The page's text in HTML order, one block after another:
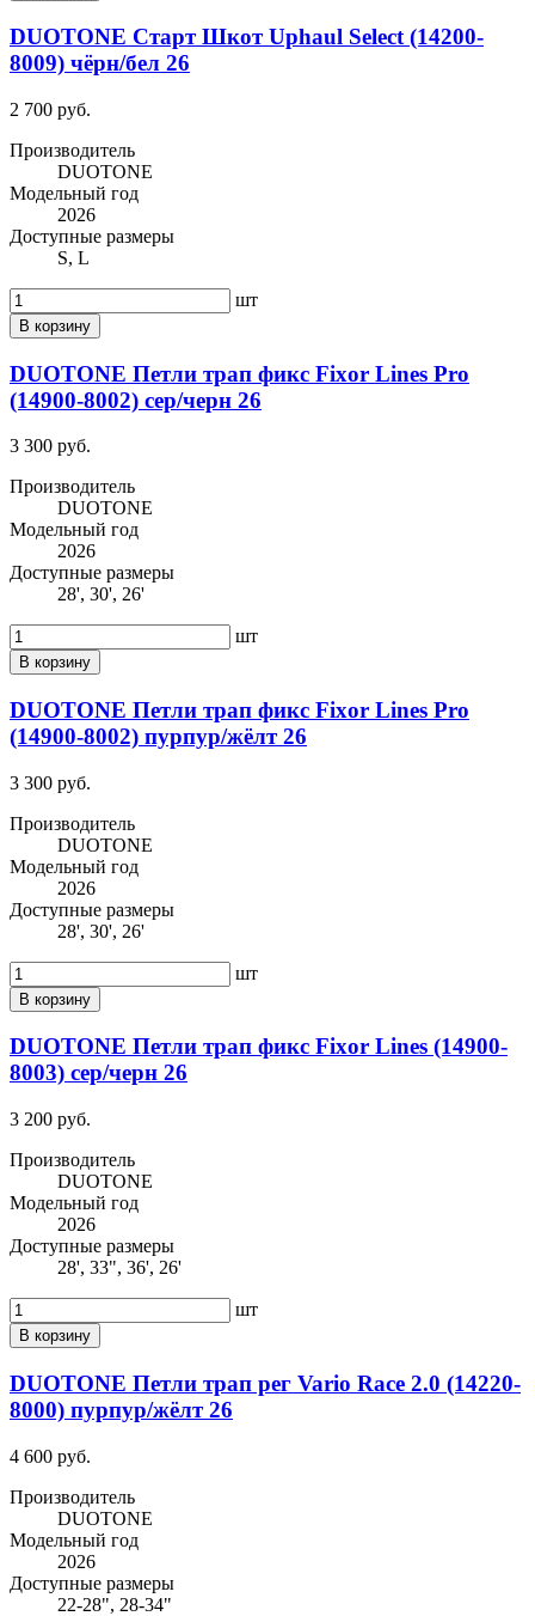
DUOTONE Старт Шкот Uphaul Select (14200-
8009) чёрн/бел 26
2 700 руб.
Производитель
DUOTONE
Модельный год
2026
Доступные размеры
S, L
шт
В корзину
DUOTONE Петли трап фикс Fixor Lines Pro
(14900-8002) сер/черн 26
3 300 руб.
Производитель
DUOTONE
Модельный год
2026
Доступные размеры
28', 30', 26'
шт
В корзину
DUOTONE Петли трап фикс Fixor Lines Pro
(14900-8002) пурпур/жёлт 26
3 300 руб.
Производитель
DUOTONE
Модельный год
2026
Доступные размеры
28', 30', 26'
шт
В корзину
DUOTONE Петли трап фикс Fixor Lines (14900-
8003) сер/черн 26
3 200 руб.
Производитель
DUOTONE
Модельный год
2026
Доступные размеры
28', 33", 36', 26'
шт
В корзину
DUOTONE Петли трап рег Vario Race 2.0 (14220-
8000) пурпур/жёлт 26
4 600 руб.
Производитель
DUOTONE
Модельный год
2026
Доступные размеры
22-28", 28-34"